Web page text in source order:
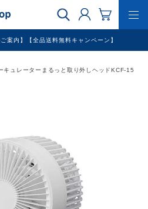
案内】【全品送料無料キャンペーン】
キュレーターまるっと取り外しヘッドKCF-15